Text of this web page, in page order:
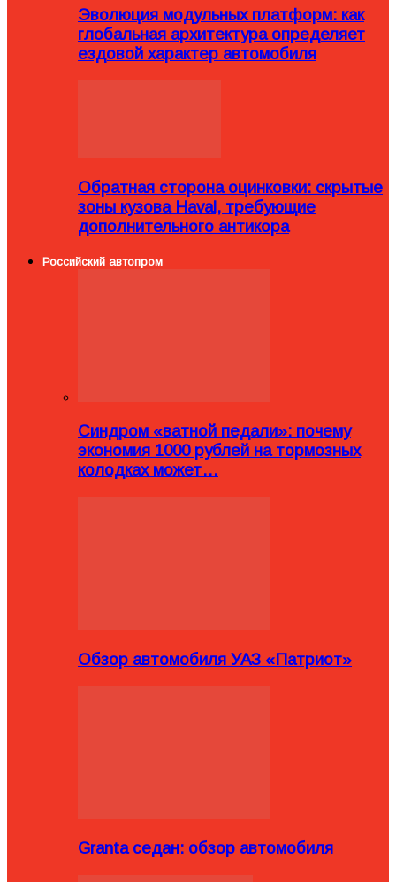
Эволюция модульных платформ: как
глобальная архитектура определяет
ездовой характер автомобиля
Обратная сторона оцинковки: скрытые
зоны кузова Haval, требующие
дополнительного антикора
Российский автопром
Синдром «ватной педали»: почему
экономия 1000 рублей на тормозных
колодках может…
Обзор автомобиля УАЗ «Патриот»
Granta седан: обзор автомобиля